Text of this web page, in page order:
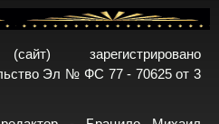
зарегистрировано
Эл № ФС 77 - 70625 от 3